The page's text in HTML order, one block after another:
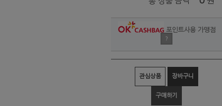
포인트사용 가맹점
?
관심상품 장바구니
구매하기